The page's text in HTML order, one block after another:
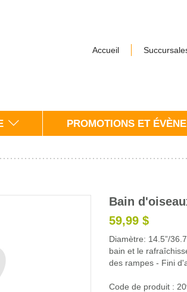
Accueil
PROMOTIONS ET
Bain
59,99 $
Diamètre: 14.5”/
bain et le
des rampes - Fini
Code de produit :